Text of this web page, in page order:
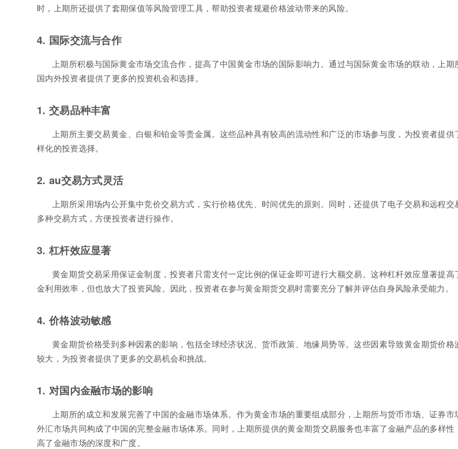
时，上期所还提供了套期保值等风险管理工具，帮助投资者规避价格波动带来的风险。
4. 国际交流与合作
上期所积极与国际黄金市场交流合作，提高了中国黄金市场的国际影响力。通过与国际黄金市场的联动，上期
国内外投资者提供了更多的投资机会和选择。
1. 交易品种丰富
上期所主要交易黄金、白银和铂金等贵金属。这些品种具有较高的流动性和广泛的市场参与度，为投资者提供
样化的投资选择。
2. au交易方式灵活
上期所采用场内公开集中竞价交易方式，实行价格优先、时间优先的原则。同时，还提供了电子交易和远程交
多种交易方式，方便投资者进行操作。
3. 杠杆效应显著
黄金期货交易采用保证金制度，投资者只需支付一定比例的保证金即可进行大额交易。这种杠杆效应显著提高
金利用效率，但也放大了投资风险。因此，投资者在参与黄金期货交易时需要充分了解并评估自身风险承受能力。
4. 价格波动敏感
黄金期货价格受到多种因素的影响，包括全球经济状况、货币政策、地缘局势等。这些因素导致黄金期货价格
较大，为投资者提供了更多的交易机会和挑战。
1. 对国内金融市场的影响
上期所的成立和发展完善了中国的金融市场体系。作为黄金市场的重要组成部分，上期所与货币市场、证券市
外汇市场共同构成了中国的完整金融市场体系。同时，上期所提供的黄金期货交易服务也丰富了金融产品的多样性
高了金融市场的深度和广度。